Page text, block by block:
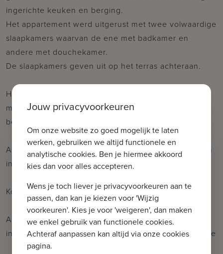
ingerichte keuken en berging.
Het appartement werd uitgerust met twee volwaardige
slaapkamers waarvan de ene met badkamer en
andere met douchekamer.
De slaapkamers geven uit op het terras achteraan.
Het appartement is afgewerkt met kwaliteitsvolle
materialen.
berging met aansluiting voor wasmachine.
Alle meubels, kunstwerken en bed- en badlinnen zijn
inbegrepen in de prijs.
Kortom een bezoek waard!
Aarzel niet om ons te contacteren voor meer
informatie: tel.: 050 62 44 14 of via knokke@immax.be
Jouw privacyvoorkeuren
Om onze website zo goed mogelijk te laten
werken, gebruiken we altijd functionele en
analytische cookies. Ben je hiermee akkoord
kies dan voor alles accepteren.
Wens je toch liever je privacyvoorkeuren aan te
passen, dan kan je kiezen voor 'Wijzig
voorkeuren'. Kies je voor 'weigeren', dan maken
we enkel gebruik van functionele cookies.
Achteraf aanpassen kan altijd via onze cookies
pagina.